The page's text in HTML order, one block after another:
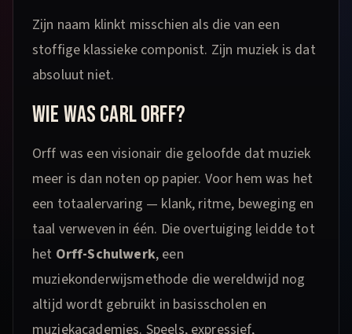
Zijn naam klinkt misschien als die van een
stoffige klassieke componist. Zijn muziek is dat
absoluut niet.
WIE WAS CARL ORFF?
Orff was een visionair die geloofde dat muziek
meer is dan noten op papier. Voor hem was het
een totaalervaring — klank, ritme, beweging en
taal verweven in één. Die overtuiging leidde tot
het Orff-Schulwerk, een
muziekonderwijsmethode die wereldwijd nog
altijd wordt gebruikt in basisscholen en
muziekacademies. Speels, expressief,